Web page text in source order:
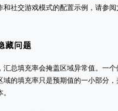
和社交游戏模式的配置示例，请参
藏问题
汇总填充率会掩盖区域异常值。一
域的填充率只是预期值的一小部分